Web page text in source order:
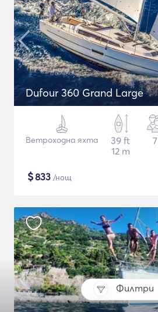
Филтри
Dufour 360 Grand Large
Ветроходна яхта
39 ft
12 m
7
$833 /нощ